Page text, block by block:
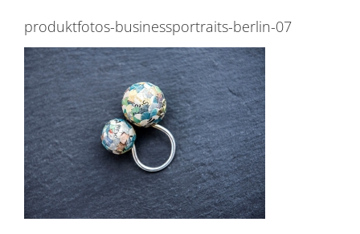
produktfotos-businessportraits-berlin-07